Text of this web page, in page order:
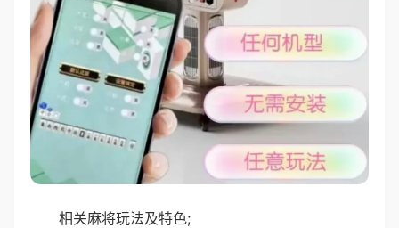
相关麻将玩法及特色;